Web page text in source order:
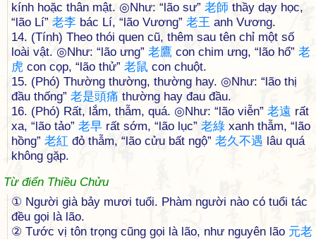
kính hoặc thân mật. ◎Như: “lão sư” 老師 thầy dạy học,
“lão Lí” 老李 bác Lí, “lão Vương” 老王 anh Vương.
14. (Tính) Theo thói quen cũ, thêm sau tên chỉ một số
loài vật. ◎Như: “lão ưng” 老鷹 con chim ưng, “lão hổ” 老
虎 con cọp, “lão thử” 老鼠 con chuột.
15. (Phó) Thường thường, thường hay. ◎Như: “lão thị
đầu thống” 老是頭痛 thường hay đau đầu.
16. (Phó) Rất, lắm, thẫm, quá. ◎Như: “lão viễn” 老遠 rất
xa, “lão tảo” 老早 rất sớm, “lão lục” 老綠 xanh thẫm, “lão
hồng” 老紅 đỏ thẫm, “lão cửu bất ngộ” 老久不遇 lâu quá
không gặp.
Từ điển Thiều Chửu
① Người già bảy mươi tuổi. Phàm người nào có tuổi tác
đều gọi là lão.
② Tước vị tôn trọng cũng gọi là lão, như nguyên lão 元老